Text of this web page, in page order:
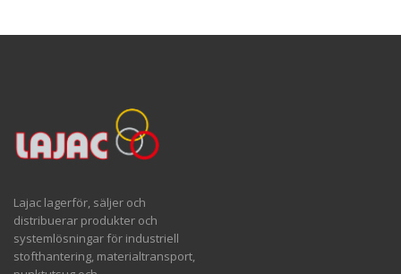
Lajac lagerför, säljer och
distribuerar produkter och
systemlösningar för industriell
stofthantering, materialtransport,